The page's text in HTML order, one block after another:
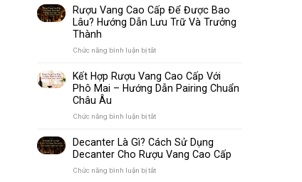
Cho
Người
nhau
và
Pomerol
là
đáng
en
Bouteille
au
nghĩa
trên
và
những
người
Rượu Vang Cao Cấp Để Được Bao
Lâu? Hướng Dẫn Lưu Trữ Và Trưởng
Thành
Chức năng bình luận bị tắtở
Vang
Cao
Cấp
Hướng
Dẫn
Kết Hợp Rượu Vang Cao Cấp Với
Phô Mai – Hướng Dẫn Pairing Chuẩn
Châu Âu
Chức năng bình luận bị tắtở
Hợp
Rượu
Vang
Cao
Decanter Là Gì? Cách Sử Dụng
Decanter Cho Rượu Vang Cao Cấp
Chức năng bình luận bị tắtở